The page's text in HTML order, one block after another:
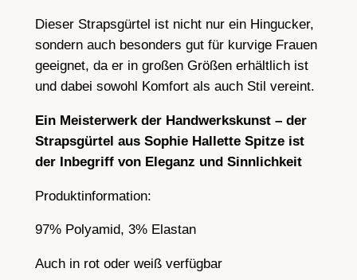
6
S
t
r
a
p
s
s
w
Dieser Strapsgürtel ist nicht nur ein Hingucker,
sondern auch besonders gut für kurvige Frauen
geeignet, da er in großen Größen erhältlich ist
und dabei sowohl Komfort als auch Stil vereint.
Ein Meisterwerk der Handwerkskunst – der
Strapsgürtel aus Sophie Hallette Spitze ist
der Inbegriff von Eleganz und Sinnlichkeit
Produktinformation:
97% Polyamid, 3% Elastan
Auch in rot oder weiß verfügbar